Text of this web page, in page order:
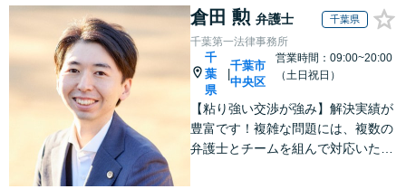
倉田 勲 弁護士 千葉県
千葉第一法律事務所
千
葉
県
千葉市
中央区
営業時間：09:00~20:00
（土日祝日）
【粘り強い交渉が強み】解決実績が
豊富です！複雑な問題には、複数の
弁護士とチームを組んで対応いたし